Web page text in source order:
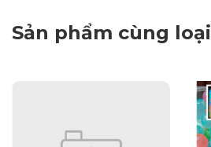
Sản phẩm cùng loại